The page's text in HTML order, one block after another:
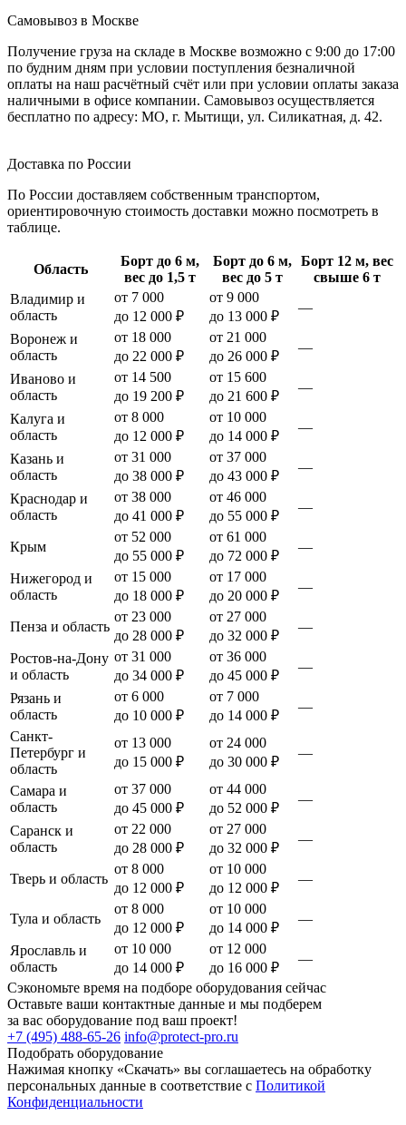
Самовывоз в Москве
Получение груза на складе в Москве возможно с 9:00 до 17:00
по будним дням при условии поступления безналичной
оплаты на наш расчётный счёт или при условии оплаты заказа
наличными в офисе компании. Самовывоз осуществляется
бесплатно по адресу: МО, г. Мытищи, ул. Силикатная, д. 42.
Доставка по России
По России доставляем собственным транспортом,
ориентировочную стоимость доставки можно посмотреть в
таблице.
Область
Борт до 6 м,
вес до 1,5 т
Борт до 6 м,
вес до 5 т
Борт 12 м, вес
свыше 6 т
Владимир и
область
от 7 000
до 12 000 ₽
от 9 000
до 13 000 ₽
—
Воронеж и
область
от 18 000
до 22 000 ₽
от 21 000
до 26 000 ₽
—
Иваново и
область
от 14 500
до 19 200 ₽
от 15 600
до 21 600 ₽
—
Калуга и
область
от 8 000
до 12 000 ₽
от 10 000
до 14 000 ₽
—
Казань и
область
от 31 000
до 38 000 ₽
от 37 000
до 43 000 ₽
—
Краснодар и
область
от 38 000
до 41 000 ₽
от 46 000
до 55 000 ₽
—
Крым
от 52 000
до 55 000 ₽
от 61 000
до 72 000 ₽
—
Нижегород и
область
от 15 000
до 18 000 ₽
от 17 000
до 20 000 ₽
—
Пенза и область
от 23 000
до 28 000 ₽
от 27 000
до 32 000 ₽
—
Ростов-на-Дону
и область
от 31 000
до 34 000 ₽
от 36 000
до 45 000 ₽
—
Рязань и
область
от 6 000
до 10 000 ₽
от 7 000
до 14 000 ₽
—
Санкт-
Петербург и
область
от 13 000
до 15 000 ₽
от 24 000
до 30 000 ₽
—
Самара и
область
от 37 000
до 45 000 ₽
от 44 000
до 52 000 ₽
—
Саранск и
область
от 22 000
до 28 000 ₽
от 27 000
до 32 000 ₽
—
Тверь и область
от 8 000
до 12 000 ₽
от 10 000
до 12 000 ₽
—
Тула и область
от 8 000
до 12 000 ₽
от 10 000
до 14 000 ₽
—
Ярославль и
область
от 10 000
до 14 000 ₽
от 12 000
до 16 000 ₽
—
Сэкономьте время на подборе оборудования сейчас
Оставьте ваши контактные данные и мы подберем
за вас оборудование под ваш проект!
+7 (495) 488-65-26 info@protect-pro.ru
Подобрать оборудование
Нажимая кнопку «Скачать» вы соглашаетесь на обработку
персональных данные в соответствие с Политикой
Конфиденциальности